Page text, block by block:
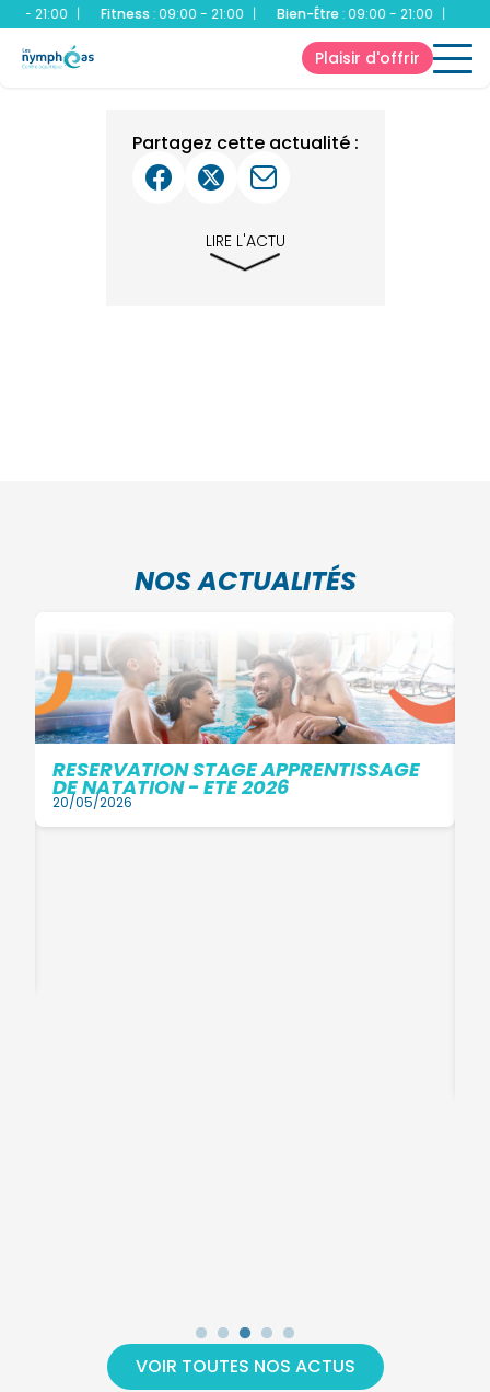
- 21:00 | Fitness:09:00 - 21:00 | Bien-Être:09:00 - 21:00 |
Plaisir d'offrir
Partagez cette actualité :
LIRE L'ACTU
NOS ACTUALITÉS
RESERVATION STAGE APPRENTISSAGE
DE NATATION - ETE 2026
20/05/2026
VOIR TOUTES NOS ACTUS